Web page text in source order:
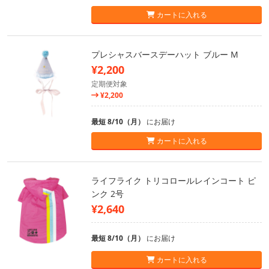
カートに入れる
プレシャスバースデーハット ブルー M
¥2,200
定期便対象
¥2,200
最短 8/10（月） にお届け
カートに入れる
ライフライク トリコロールレインコート ピ
ンク 2号
¥2,640
最短 8/10（月） にお届け
カートに入れる